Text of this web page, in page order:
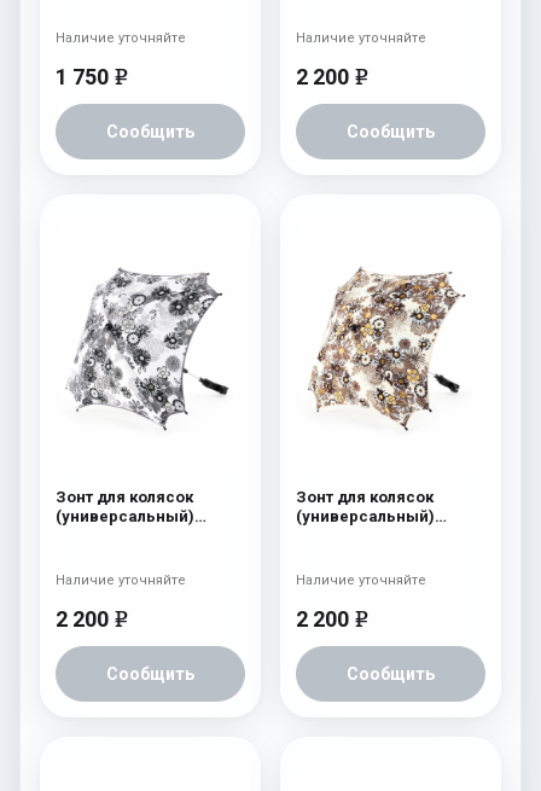
1 750 e
Сообщить
Наличие уточняйте
2 200 e
Сообщить
Наличие уточняйте
Зонт для колясок
(универсальный)
2 200 e
Сообщить
Наличие уточняйте
Зонт для колясок
(универсальный)
2 200 e
Сообщить
Наличие уточняйте